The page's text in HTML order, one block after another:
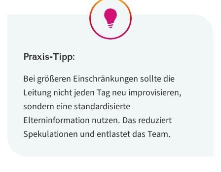
Praxis-Tipp:
Bei größeren Einschränkungen sollte die
Leitung nicht jeden Tag neu improvisieren,
sondern eine standardisierte
Elterninformation nutzen. Das reduziert
Spekulationen und entlastet das Team.